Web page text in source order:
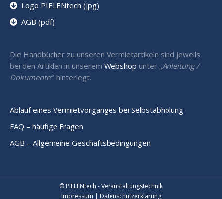
Logo PIELENtech (jpg)
AGB (pdf)
Die Handbücher zu unseren Vermietartikeln sind jeweils
bei den Artiklen in unserem Webshop unter „Anleitung /
Dokumente“ hinterlegt.
Ablauf eines Vermietvorganges bei Selbstabholung
FAQ – häufige Fragen
AGB – Allgemeine Geschäftsbedingungen
© PIELENtech - Veranstaltungstechnik
Impressum | Datenschutzerklärung